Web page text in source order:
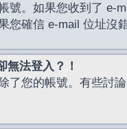
號。如果您收到了 e-
確信 e-mail 位址沒
無法登入？！
了您的帳號。有些討